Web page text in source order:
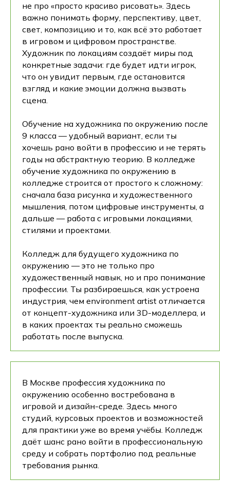
не про «просто красиво рисовать». Здесь
важно понимать форму, перспективу, цвет,
свет, композицию и то, как всё это работает
в игровом и цифровом пространстве.
Художник по локациям создаёт миры под
конкретные задачи: где будет идти игрок,
что он увидит первым, где остановится
взгляд и какие эмоции должна вызвать
сцена.
Обучение на художника по окружению после
9 класса — удобный вариант, если ты
хочешь рано войти в профессию и не терять
годы на абстрактную теорию. В колледже
обучение художника по окружению в
колледже строится от простого к сложному:
сначала база рисунка и художественного
мышления, потом цифровые инструменты, а
дальше — работа с игровыми локациями,
стилями и проектами.
Колледж для будущего художника по
окружению — это не только про
художественный навык, но и про понимание
профессии. Ты разбираешься, как устроена
индустрия, чем environment artist отличается
от концепт-художника или 3D-моделлера, и
в каких проектах ты реально сможешь
работать после выпуска.
В Москве профессия художника по
окружению особенно востребована в
игровой и дизайн-среде. Здесь много
студий, курсовых проектов и возможностей
для практики уже во время учёбы. Колледж
даёт шанс рано войти в профессиональную
среду и собрать портфолио под реальные
требования рынка.